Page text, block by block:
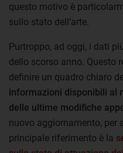
questo motivo è
sullo stato dell’arte.
Purtroppo, ad oggi, i dati
dello scorso anno. Questo
definire un quadro chiaro
informazioni disponibili al
delle ultime modifiche
nuovo aggiornamento, per
principale riferimento è la